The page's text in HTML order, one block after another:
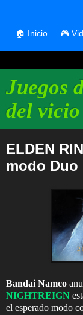
Juegos
del vicio
🏠 Inicio 🎮
ELDEN
modo
Bandai Namco
NIGHTREIGN
el esperado modo